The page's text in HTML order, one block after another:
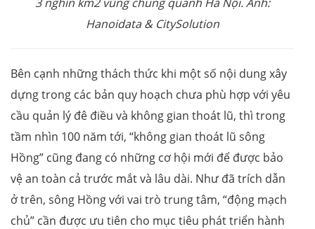
Hanoidata & CitySolution
Bên cạnh những thách thức khi một số nội dung xây
dựng trong các bản quy hoạch chưa phù hợp với yêu
cầu quản lý đê điều và không gian thoát lũ, thì trong
tầm nhìn 100 năm tới, “không gian thoát lũ sông
Hồng” cũng đang có những cơ hội mới để được bảo
vệ an toàn cả trước mắt và lâu dài. Như đã trích dẫn
ở trên, sông Hồng với vai trò trung tâm, “động mạch
chủ” cần được ưu tiên cho mục tiêu phát triển hành